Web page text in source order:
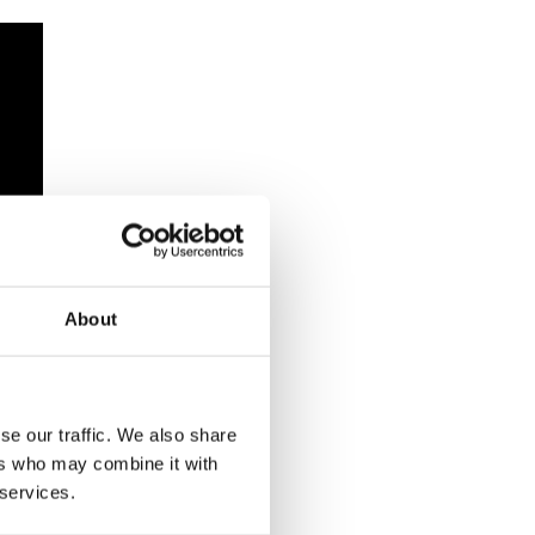
About
our traffic. We also share
who may combine it with